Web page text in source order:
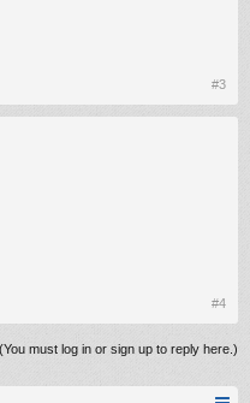
#3
#4
(You must log in or sign up to reply here.)